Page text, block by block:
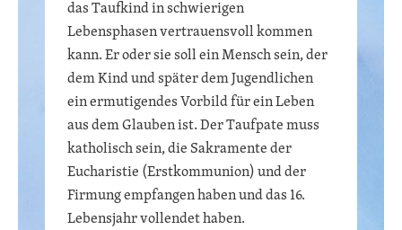
das Taufkind in schwierigen
Lebensphasen vertrauensvoll kommen
kann. Er oder sie soll ein Mensch sein, der
dem Kind und später dem Jugendlichen
ein ermutigendes Vorbild für ein Leben
aus dem Glauben ist. Der Taufpate muss
katholisch sein, die Sakramente der
Eucharistie (Erstkommunion) und der
Firmung empfangen haben und das 16.
Lebensjahr vollendet haben.